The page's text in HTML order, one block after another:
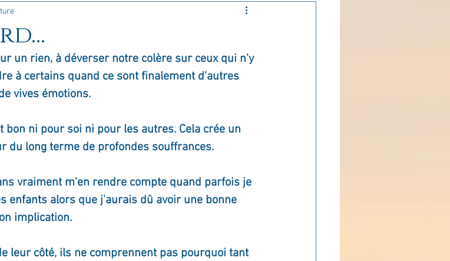
: voyage Méthodologie
et idées reçues Mises en lumière
Terestchenko Pensée du jour ADOLAND
un rien, à déverser notre colère sur ceux qui n'y
à certains quand ce sont finalement d'autres
vives émotions.
bon ni pour soi ni pour les autres. Cela crée un
du long terme de profondes souffrances.
vraiment m'en rendre compte quand parfois je
enfants alors que j'aurais dû avoir une bonne
implication.
leur côté, ils ne comprennent pas pourquoi tant